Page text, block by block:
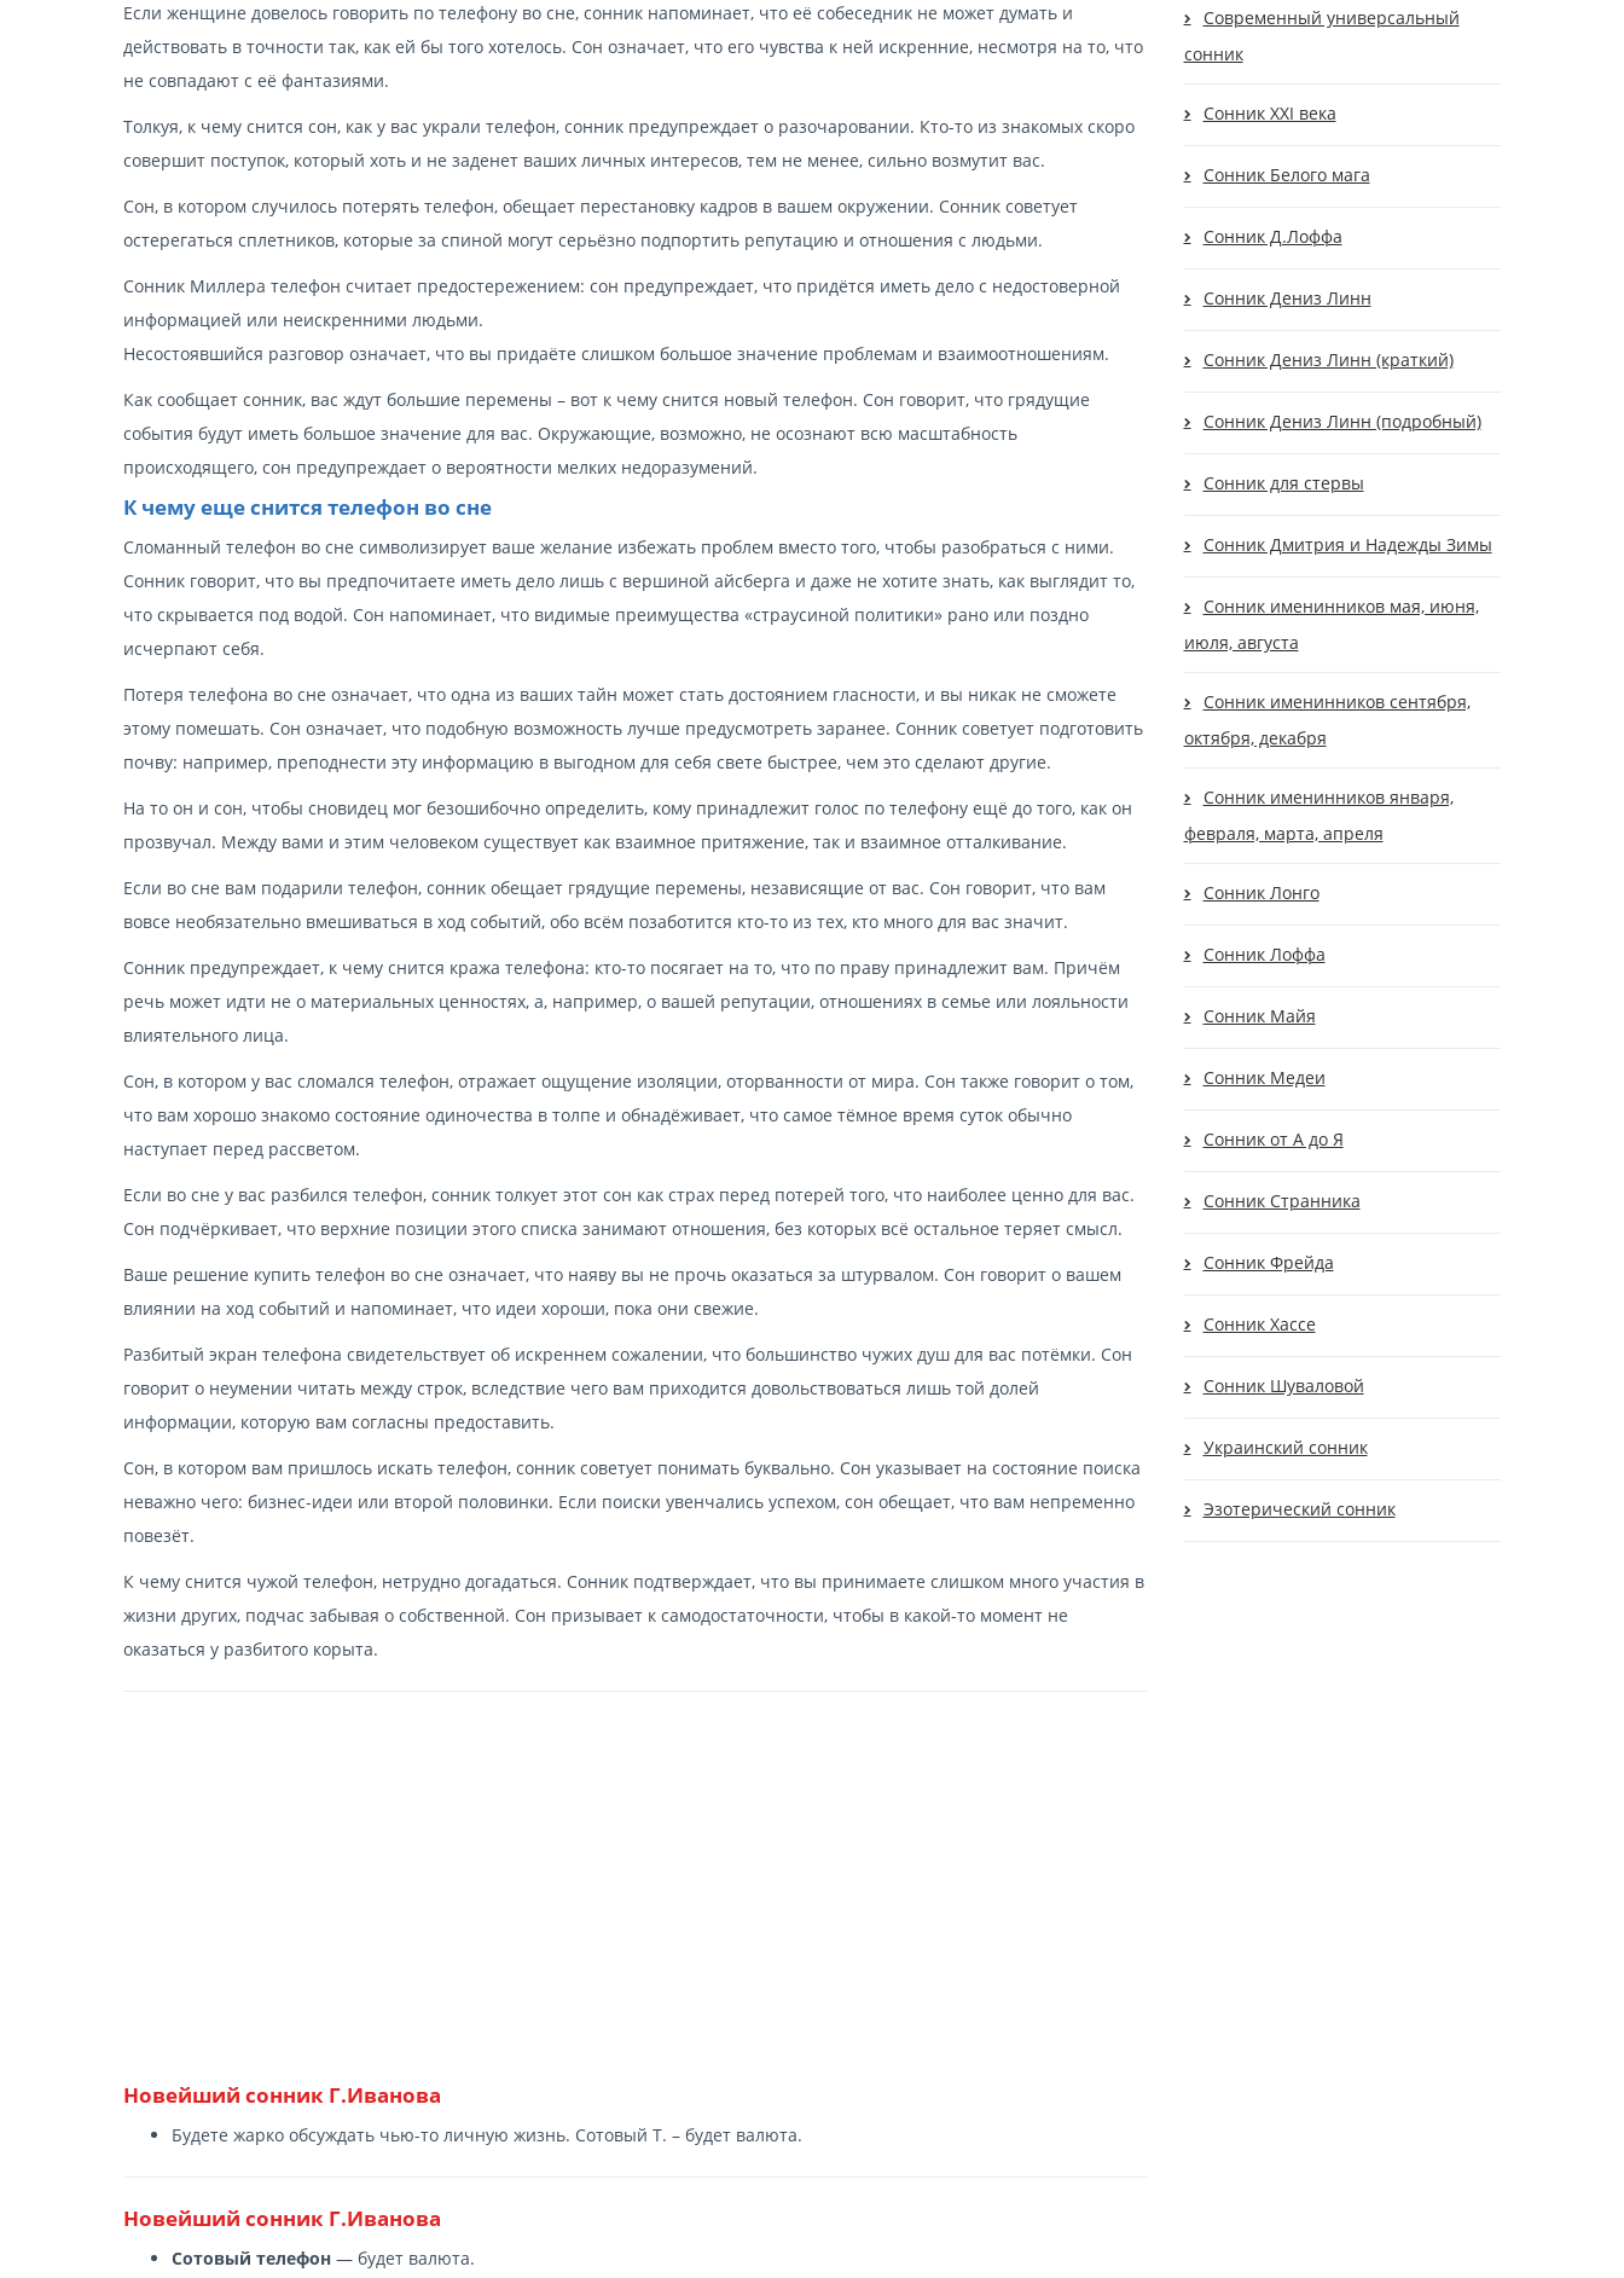
Если женщине довелось говорить по телефону во сне, сонник напоминает, что её собеседник не может думать и
действовать в точности так, как ей бы того хотелось. Сон означает, что его чувства к ней искренние, несмотря на то, что
не совпадают с её фантазиями.
Толкуя, к чему снится сон, как у вас украли телефон, сонник предупреждает о разочаровании. Кто-то из знакомых скоро
совершит поступок, который хоть и не заденет ваших личных интересов, тем не менее, сильно возмутит вас.
Сон, в котором случилось потерять телефон, обещает перестановку кадров в вашем окружении. Сонник советует
остерегаться сплетников, которые за спиной могут серьёзно подпортить репутацию и отношения с людьми.
Сонник Миллера телефон считает предостережением: сон предупреждает, что придётся иметь дело с недостоверной
информацией или неискренними людьми.
Несостоявшийся разговор означает, что вы придаёте слишком большое значение проблемам и взаимоотношениям.
Как сообщает сонник, вас ждут большие перемены – вот к чему снится новый телефон. Сон говорит, что грядущие
события будут иметь большое значение для вас. Окружающие, возможно, не осознают всю масштабность
происходящего, сон предупреждает о вероятности мелких недоразумений.
К чему еще снится телефон во сне
Сломанный телефон во сне символизирует ваше желание избежать проблем вместо того, чтобы разобраться с ними.
Сонник говорит, что вы предпочитаете иметь дело лишь с вершиной айсберга и даже не хотите знать, как выглядит то,
что скрывается под водой. Сон напоминает, что видимые преимущества «страусиной политики» рано или поздно
исчерпают себя.
Потеря телефона во сне означает, что одна из ваших тайн может стать достоянием гласности, и вы никак не сможете
этому помешать. Сон означает, что подобную возможность лучше предусмотреть заранее. Сонник советует подготовить
почву: например, преподнести эту информацию в выгодном для себя свете быстрее, чем это сделают другие.
На то он и сон, чтобы сновидец мог безошибочно определить, кому принадлежит голос по телефону ещё до того, как он
прозвучал. Между вами и этим человеком существует как взаимное притяжение, так и взаимное отталкивание.
Если во сне вам подарили телефон, сонник обещает грядущие перемены, независящие от вас. Сон говорит, что вам
вовсе необязательно вмешиваться в ход событий, обо всём позаботится кто-то из тех, кто много для вас значит.
Сонник предупреждает, к чему снится кража телефона: кто-то посягает на то, что по праву принадлежит вам. Причём
речь может идти не о материальных ценностях, а, например, о вашей репутации, отношениях в семье или лояльности
влиятельного лица.
Сон, в котором у вас сломался телефон, отражает ощущение изоляции, оторванности от мира. Сон также говорит о том,
что вам хорошо знакомо состояние одиночества в толпе и обнадёживает, что самое тёмное время суток обычно
наступает перед рассветом.
Если во сне у вас разбился телефон, сонник толкует этот сон как страх перед потерей того, что наиболее ценно для вас.
Сон подчёркивает, что верхние позиции этого списка занимают отношения, без которых всё остальное теряет смысл.
Ваше решение купить телефон во сне означает, что наяву вы не прочь оказаться за штурвалом. Сон говорит о вашем
влиянии на ход событий и напоминает, что идеи хороши, пока они свежие.
Разбитый экран телефона свидетельствует об искреннем сожалении, что большинство чужих душ для вас потёмки. Сон
говорит о неумении читать между строк, вследствие чего вам приходится довольствоваться лишь той долей
информации, которую вам согласны предоставить.
Сон, в котором вам пришлось искать телефон, сонник советует понимать буквально. Сон указывает на состояние поиска
неважно чего: бизнес-идеи или второй половинки. Если поиски увенчались успехом, сон обещает, что вам непременно
повезёт.
К чему снится чужой телефон, нетрудно догадаться. Сонник подтверждает, что вы принимаете слишком много участия в
жизни других, подчас забывая о собственной. Сон призывает к самодостаточности, чтобы в какой-то момент не
оказаться у разбитого корыта.
Новейший сонник Г.Иванова
Будете жарко обсуждать чью-то личную жизнь. Сотовый Т. – будет валюта.
Новейший сонник Г.Иванова
Сотовый телефон — будет валюта.
Современный универсальный
сонник
Сонник XXI века
Сонник Белого мага
Сонник Д.Лоффа
Сонник Дениз Линн
Сонник Дениз Линн (краткий)
Сонник Дениз Линн (подробный)
Сонник для стервы
Сонник Дмитрия и Надежды Зимы
Сонник именинников мая, июня,
июля, августа
Сонник именинников сентября,
октября, декабря
Сонник именинников января,
февраля, марта, апреля
Сонник Лонго
Сонник Лоффа
Сонник Майя
Сонник Медеи
Сонник от А до Я
Сонник Странника
Сонник Фрейда
Сонник Хассе
Сонник Шуваловой
Украинский сонник
Эзотерический сонник